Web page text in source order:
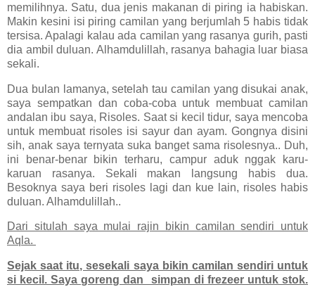
memilihnya. Satu, dua jenis makanan di piring ia habiskan.
Makin kesini isi piring camilan yang berjumlah 5 habis tidak
tersisa. Apalagi kalau ada camilan yang rasanya gurih, pasti
dia ambil duluan. Alhamdulillah, rasanya bahagia luar biasa
sekali.
Dua bulan lamanya, setelah tau camilan yang disukai anak,
saya sempatkan dan coba-coba untuk membuat camilan
andalan ibu saya, Risoles. Saat si kecil tidur, saya mencoba
untuk membuat risoles isi sayur dan ayam. Gongnya disini
sih, anak saya ternyata suka banget sama risolesnya.. Duh,
ini benar-benar bikin terharu, campur aduk nggak karu-
karuan rasanya. Sekali makan langsung habis dua.
Besoknya saya beri risoles lagi dan kue lain, risoles habis
duluan. Alhamdulillah..
Dari situlah saya mulai rajin bikin camilan sendiri untuk
Aqla.
Sejak saat itu, sesekali saya bikin camilan sendiri untuk
si kecil. Saya goreng dan simpan di frezeer untuk stok.